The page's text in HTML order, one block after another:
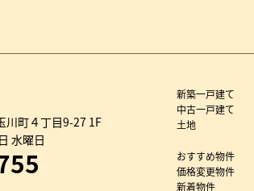
川町４丁目9-27 1F
水曜日
新築一戸建て
中古一戸建て
土地
おすすめ物件
価格変更物件
新着物件